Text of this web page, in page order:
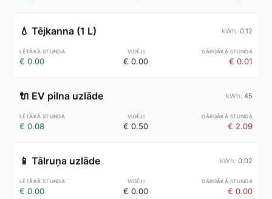
💧 Tējkanna (1 L) 0.12
€ 0.00 € 0.00 € 0.01
🔌 EV pilna uzlāde 45
€ 0.08 € 0.50 € 2.09
📱 Tālruņa uzlāde 0.02
€ 0.00 € 0.00 € 0.00